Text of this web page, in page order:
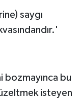
saygı
bozmayınca bu
isteyen